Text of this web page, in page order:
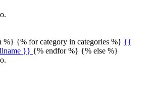
%} {% for category in categories %} {{
}} {% endfor %} {% else %}